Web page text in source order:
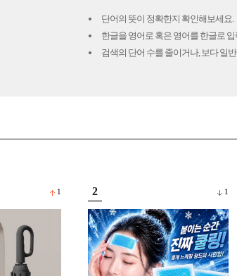
단어의 뜻이 정확한지 확인해보세요.
한글을 영어로 혹은 영어를 한글로
검색의 단어 수를 줄이거나, 보다 일
1 2 1